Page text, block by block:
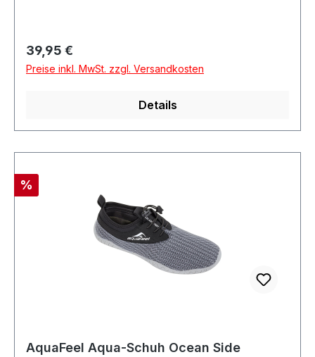
Regulärer Preis:
39,95 €
Preise inkl. MwSt. zzgl. Versandkosten
Details
Rabatt
%
AquaFeel Aqua-Schuh Ocean Side